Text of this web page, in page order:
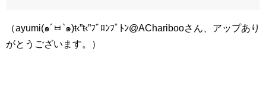
（ayumi(๑´ㅂ`๑)ŧ‹”ŧ‹”ﾌﾞﾛﾝﾌﾟﾄﾝ@ACharibooさん、アップあり
がとうございます。）